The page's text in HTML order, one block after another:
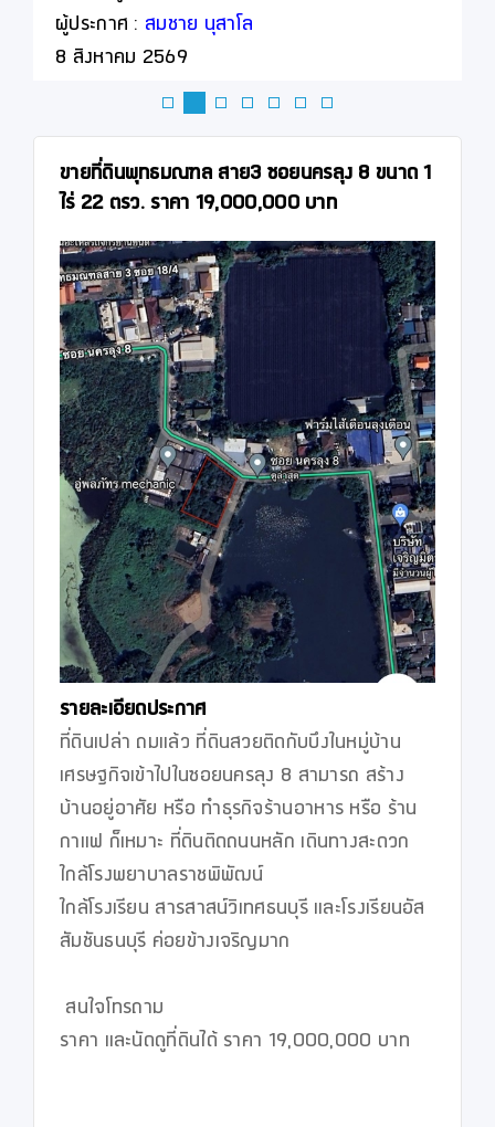
ผู้ประกาศ : สมชาย นุสาโล
8 สิงหาคม 2569
ขายที่ดินพุทธมณฑล สาย3 ซอยนครลุง 8 ขนาด 1
ไร่ 22 ตรว. ราคา 19,000,000 บาท
รายละเอียดประกาศ
ที่ดินเปล่า ถมแล้ว ที่ดินสวยติดกับบึงในหมู่บ้าน
เศรษฐกิจเข้าไปในซอยนครลุง 8 สามารถ สร้าง
บ้านอยู่อาศัย หรือ ทำธุรกิจร้านอาหาร หรือ ร้าน
กาแฟ ก็เหมาะ ที่ดินติดถนนหลัก เดินทางสะดวก
ใกล้โรงพยาบาลราชพิพัฒน์
ใกล้โรงเรียน สารสาสน์วิเทศธนบุรี และโรงเรียนอัส
สัมชันธนบุรี ค่อยข้างเจริญมาก
ราคา และนัดดูที่ดินได้ ราคา 19,000,000 บาท